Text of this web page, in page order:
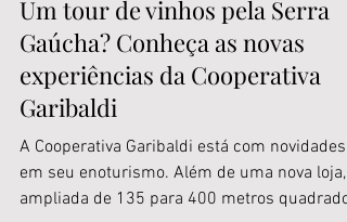
10 de fev. de 2023
Um tour de vinhos pela Serra
Gaúcha? Conheça as novas
experiências da Cooperativa